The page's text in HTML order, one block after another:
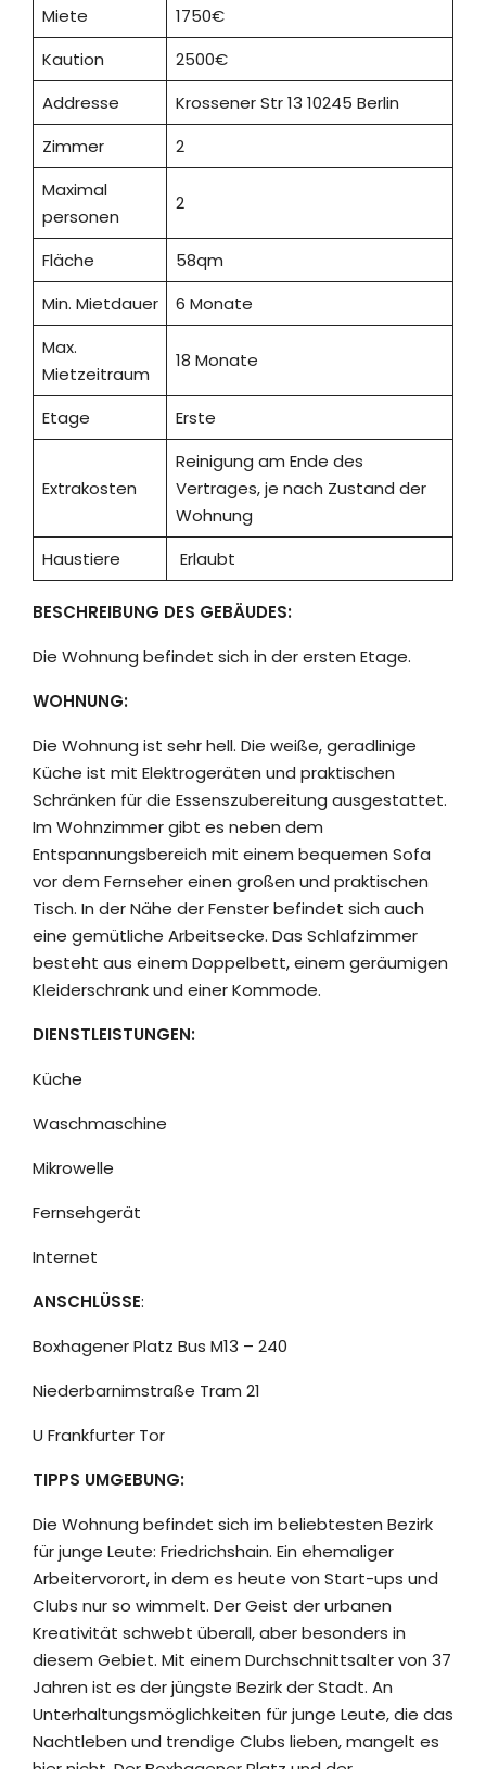
Miete
1750€
Kaution
2500€
Addresse
Krossener Str 13 10245 Berlin
Zimmer
2
Maximal
personen
2
Fläche
58qm
Min. Mietdauer
6 Monate
Max.
Mietzeitraum
18 Monate
Etage Erste
Extrakosten
Reinigung am Ende des
Vertrages, je nach Zustand der
Wohnung
Haustiere
Erlaubt
BESCHREIBUNG DES GEBÄUDES:
Die Wohnung befindet sich in der ersten Etage.
WOHNUNG:
Die Wohnung ist sehr hell. Die weiße, geradlinige
Küche ist mit Elektrogeräten und praktischen
Schränken für die Essenszubereitung ausgestattet.
Im Wohnzimmer gibt es neben dem
Entspannungsbereich mit einem bequemen Sofa
vor dem Fernseher einen großen und praktischen
Tisch. In der Nähe der Fenster befindet sich auch
eine gemütliche Arbeitsecke. Das Schlafzimmer
besteht aus einem Doppelbett, einem geräumigen
Kleiderschrank und einer Kommode.
DIENSTLEISTUNGEN:
Küche
Waschmaschine
Mikrowelle
Fernsehgerät
Internet
ANSCHLÜSSE:
Boxhagener Platz Bus M13 – 240
Niederbarnimstraße Tram 21
U Frankfurter Tor
TIPPS UMGEBUNG:
Die Wohnung befindet sich im beliebtesten Bezirk
für junge Leute: Friedrichshain. Ein ehemaliger
Arbeitervorort, in dem es heute von Start-ups und
Clubs nur so wimmelt. Der Geist der urbanen
Kreativität schwebt überall, aber besonders in
diesem Gebiet. Mit einem Durchschnittsalter von 37
Jahren ist es der jüngste Bezirk der Stadt. An
Unterhaltungsmöglichkeiten für junge Leute, die das
Nachtleben und trendige Clubs lieben, mangelt es